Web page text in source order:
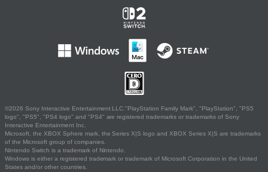
©2026 Sony Interactive Entertainment LLC."PlayStation Family Mark", "PlayStation", "PS5
logo", "PS5", "PS4 logo" and "PS4" are registered trademarks or trademarks of Sony
Interactive Entertainment Inc.
Microsoft, the XBOX Sphere mark, the Series X|S logo and XBOX Series X|S are trademarks
of the Microsoft group of companies.
Nintendo Switch is a trademark of Nintendo.
Windows is either a registered trademark or trademark of Microsoft Corporation in the United
States and/or other countries.